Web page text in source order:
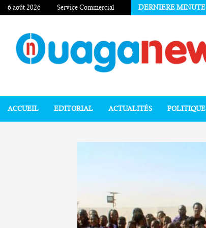
6 août 2026 Service Commercial DERNIERE MINUTE
ACCUEIL EDITORIAL ACTUALITÉS POLITIQUE